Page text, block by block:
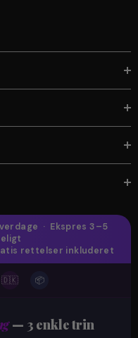
· Ekspres 3–5
rettelser inkluderet
🇩🇰 📦
— 3 enkle trin